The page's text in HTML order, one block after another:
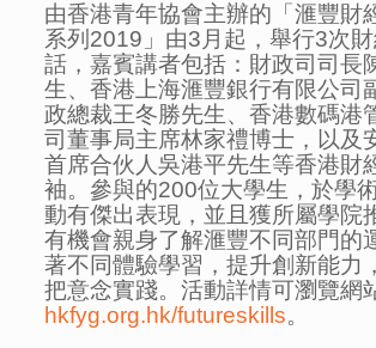
由香港青年協會主辦的「滙豐財
系列2019」由3月起，舉行3次
話，嘉賓講者包括：財政司司長
生、香港上海滙豐銀行有限公司
政總裁王冬勝先生、香港數碼港
司董事局主席林家禮博士，以及
首席合伙人吳港平先生等香港財
袖。參與的200位大學生，於學
動有傑出表現，並且獲所屬學院
有機會親身了解滙豐不同部門的
著不同體驗學習，提升創新能力
把意念實踐。活動詳情可瀏覽網
hkfyg.org.hk/futureskills。